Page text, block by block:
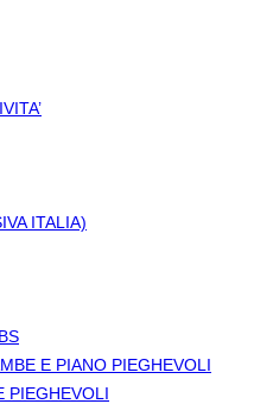
ITALIA)
E PIANO PIEGHEVOLI
PIEGHEVOLI